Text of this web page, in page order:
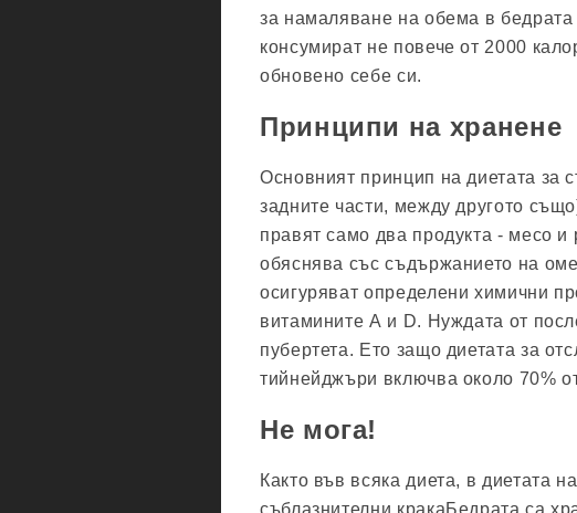
за намаляване на обема в
консумират не повече от 2000
обновено себе си.
Принципи на хранене
Основният принцип на диетата за
задните части, между другото
правят само два продукта - месо
обяснява със съдържанието на
осигуряват определени химични
витамините А и D. Нуждата от
пубертета. Ето защо диетата за
тийнейджъри включва около 70%
Не мога!
Както във всяка диета, в диетата
съблазнителни кракаБедрата са